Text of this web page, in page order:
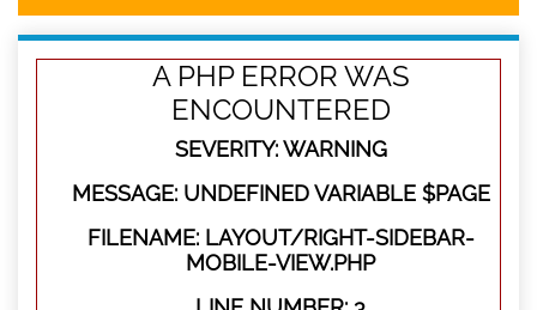
A PHP ERROR WAS
ENCOUNTERED
SEVERITY: WARNING
MESSAGE: UNDEFINED VARIABLE $PAGE
FILENAME: LAYOUT/RIGHT-SIDEBAR-
MOBILE-VIEW.PHP